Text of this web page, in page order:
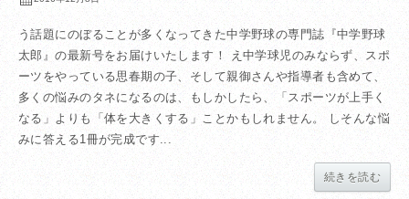
う話題にのぼることが多くなってきた中学野球の専門誌『中学野球
太郎』の最新号をお届けいたします！ え中学球児のみならず、スポ
ーツをやっている思春期の子、そして親御さんや指導者も含めて、
多くの悩みのタネになるのは、もしかしたら、「スポーツが上手く
なる」よりも「体を大きくする」ことかもしれません。 しそんな悩
みに答える1冊が完成です...
続きを読む